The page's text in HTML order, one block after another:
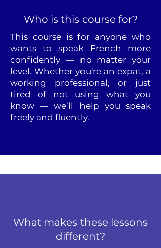
Who is this course for?
This course is for anyone who
wants to speak French more
confidently — no matter your
level. Whether you're an expat, a
working professional, or just
tired of not using what you
know — we’ll help you speak
freely and fluently.
What makes these lessons
different?